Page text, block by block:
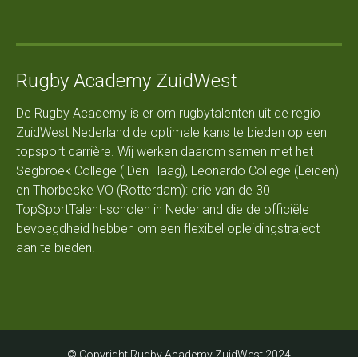
Rugby Academy ZuidWest
De Rugby Academy is er om rugbytalenten uit de regio
ZuidWest Nederland de optimale kans te bieden op een
topsport carrière. Wij werken daarom samen met het
Segbroek College ( Den Haag), Leonardo College (Leiden)
en Thorbecke VO (Rotterdam): drie van de 30
TopSportTalent-scholen in Nederland die de officiële
bevoegdheid hebben om een flexibel opleidingstraject
aan te bieden.